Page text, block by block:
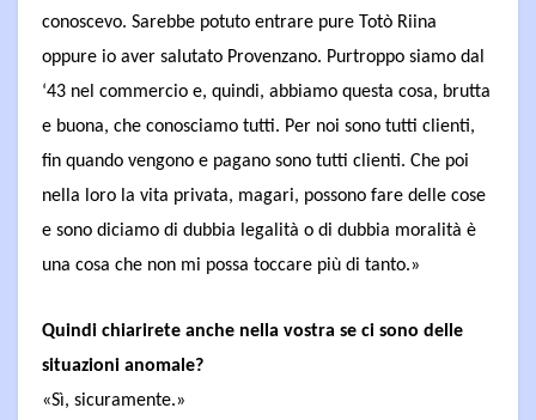
conoscevo. Sarebbe potuto entrare pure Totò Riina
oppure io aver salutato Provenzano. Purtroppo siamo dal
‘43 nel commercio e, quindi, abbiamo questa cosa, brutta
e buona, che conosciamo tutti. Per noi sono tutti clienti,
fin quando vengono e pagano sono tutti clienti. Che poi
nella loro la vita privata, magari, possono fare delle cose
e sono diciamo di dubbia legalità o di dubbia moralità è
una cosa che non mi possa toccare più di tanto.»
Quindi chiarirete anche nella vostra se ci sono delle
situazioni anomale?
«Sì, sicuramente.»